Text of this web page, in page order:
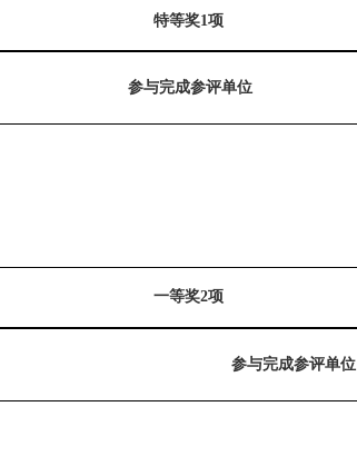
特等奖1项
参与完成参评单位
一等奖2项
参与完成参评单位